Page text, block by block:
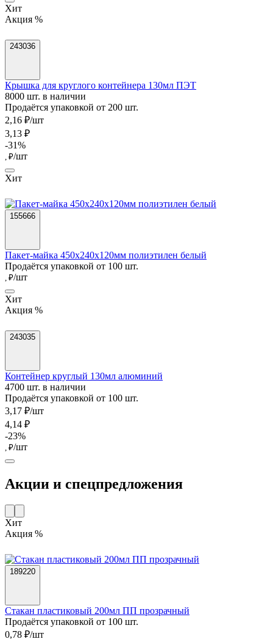
Хит
Акция %
243036
Крышка для круглого контейнера 130мл ПЭТ
8000 шт. в наличии
Продаётся упаковкой от 200 шт.
2,16 ₽/шт
3,13 ₽
-31%
, ₽/шт
Хит
155666
Пакет-майка 450х240х120мм полиэтилен белый
Продаётся упаковкой от 100 шт.
, ₽/шт
Хит
Акция %
243035
Контейнер круглый 130мл алюминий
4700 шт. в наличии
Продаётся упаковкой от 100 шт.
3,17 ₽/шт
4,14 ₽
-23%
, ₽/шт
Акции и спецпредложения
Хит
Акция %
189220
Стакан пластиковый 200мл ПП прозрачный
Продаётся упаковкой от 100 шт.
0,78 ₽/шт